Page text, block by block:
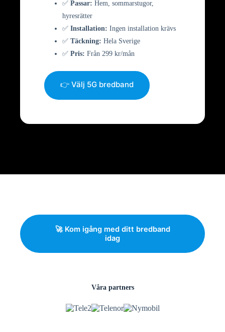
✅ Passar: Hem, sommarstugor,
hyresrätter
✅ Installation: Ingen installation krävs
✅ Täckning: Hela Sverige
✅ Pris: Från 299 kr/mån
👉 Välj 5G bredband
🚀 Kom igång med ditt bredband
idag
Våra partners